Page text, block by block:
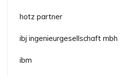
hotz partner
ibj ingenieurgesellschaft mbh
ibm